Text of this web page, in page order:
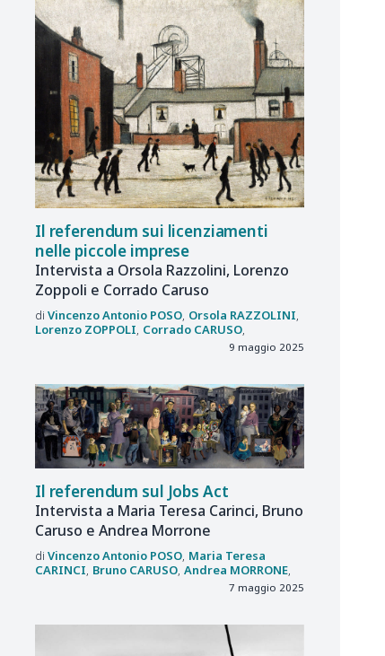
Il referendum sui licenziamenti
nelle piccole imprese
Intervista a Orsola Razzolini, Lorenzo
Zoppoli e Corrado Caruso
Vincenzo Antonio POSO Orsola RAZZOLINI
Lorenzo ZOPPOLI Corrado CARUSO
9 maggio 2025
Il referendum sul Jobs Act
Intervista a Maria Teresa Carinci, Bruno
Caruso e Andrea Morrone
Vincenzo Antonio POSO Maria Teresa
CARINCI Bruno CARUSO Andrea MORRONE
7 maggio 2025